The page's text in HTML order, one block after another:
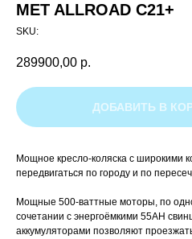
MET ALLROAD C21+
SKU:
289900,00 р.
ДОБАВИТЬ В
Мощное кресло-коляска с широкими
передвигаться по городу и по
Мощные 500-ваттные моторы, по
сочетании с энергоёмкими 55АН
аккумуляторами позволяют